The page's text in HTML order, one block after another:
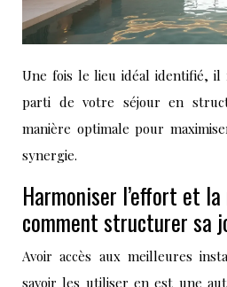
Une fois le lieu idéal identifié,
parti de votre séjour en
manière optimale pour
synergie.
Harmoniser l’effort et la
comment structurer sa
Avoir accès aux meilleures
savoir les utiliser en est une